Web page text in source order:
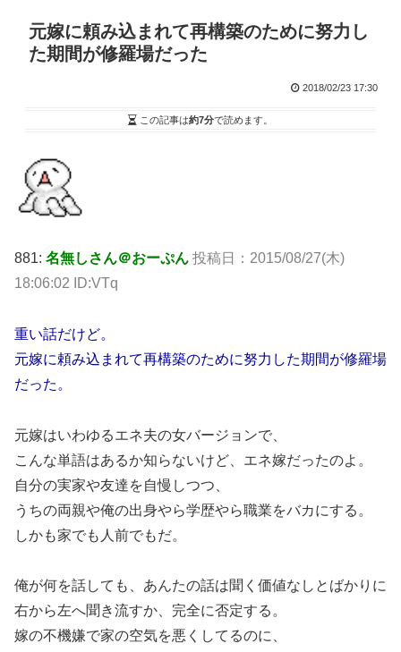
元嫁に頼み込まれて再構築のために努力し
た期間が修羅場だった
2018/02/23 17:30
この記事は約7分で読めます。
881: 名無しさん＠おーぷん 投稿日：2015/08/27(木)
18:06:02 ID:VTq
重い話だけど。
元嫁に頼み込まれて再構築のために努力した期間が修羅場
だった。
元嫁はいわゆるエネ夫の女バージョンで、
こんな単語はあるか知らないけど、エネ嫁だったのよ。
自分の実家や友達を自慢しつつ、
うちの両親や俺の出身やら学歴やら職業をバカにする。
しかも家でも人前でもだ。
俺が何を話しても、あんたの話は聞く価値なしとばかりに
右から左へ聞き流すか、完全に否定する。
嫁の不機嫌で家の空気を悪くしてるのに、